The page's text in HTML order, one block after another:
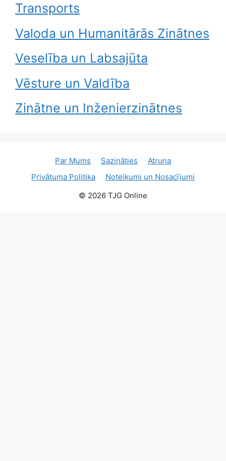
Transports
Valoda un Humanitārās Zinātnes
Veselība un Labsajūta
Vēsture un Valdība
Zinātne un Inženierzinātnes
Par Mums Sazināties
Atruna
Privātuma Politika
Noteikumi un Nosacījumi
© 2026 TJG Online